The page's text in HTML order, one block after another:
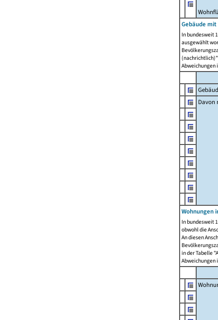
Gebäude
In bundesweit
ausgewählt
Abweichungen
Davon
Wohnungen
In bundesweit
obwohl die
An diesen
in der Tabelle
Abweichungen